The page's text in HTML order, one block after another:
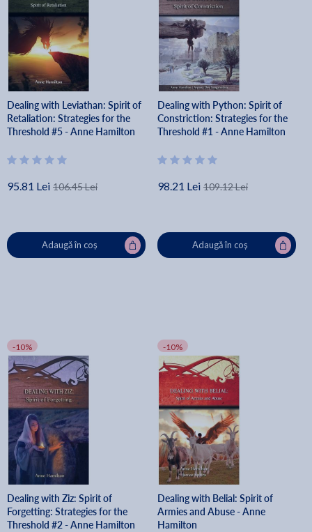
Dealing with Leviathan: Spirit of
Retaliation: Strategies for the
Threshold #5 - Anne Hamilton
95.81 Lei 106.45 Lei
Adaugă în coș
Dealing with Python: Spirit of
Constriction: Strategies for the
Threshold #1 - Anne Hamilton
98.21 Lei 109.12 Lei
Adaugă în coș
-10%
Dealing with Ziz: Spirit of
Forgetting: Strategies for the
Threshold #2 - Anne Hamilton
-10%
Dealing with Belial: Spirit of
Armies and Abuse - Anne
Hamilton